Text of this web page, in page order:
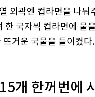
외곽엔 컵라면을 나눠
한 국자씩 컵라면에 물
거운 국물을 들이켰다.
개 한꺼번에